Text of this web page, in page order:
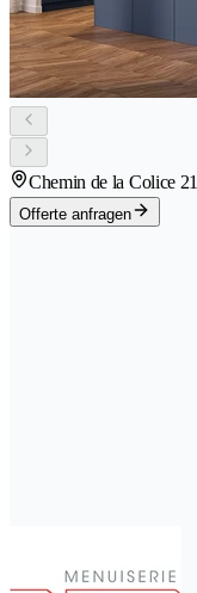
Chemin de la Colice 2
Offerte anfragen